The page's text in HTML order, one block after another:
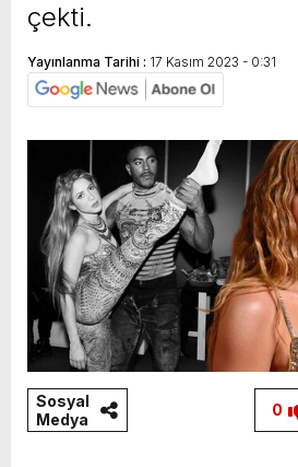
çekti.
Yayınlanma Tarihi : 17 Kasım 2023 - 0:31
Sosyal
Medya
0